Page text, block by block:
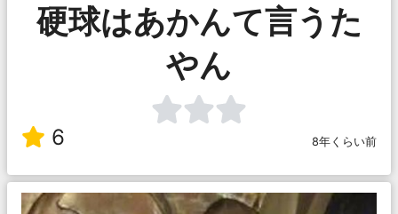
硬球はあかんて言うた
やん
6 8年くらい前